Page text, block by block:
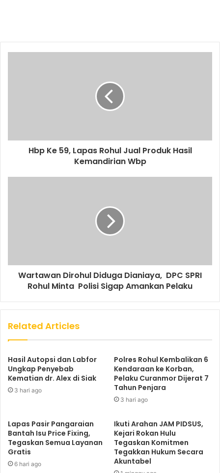
Hbp Ke 59, Lapas Rohul Jual Produk Hasil
Kemandirian Wbp
Wartawan Dirohul Diduga Dianiaya, DPC SPRI
Rohul Minta Polisi Sigap Amankan Pelaku
Related Articles
Hasil Autopsi dan Labfor
Ungkap Penyebab
Kematian dr. Alex di Siak
3 hari ago
Polres Rohul Kembalikan 6
Kendaraan ke Korban,
Pelaku Curanmor Dijerat 7
Tahun Penjara
3 hari ago
Lapas Pasir Pangaraian
Bantah Isu Price Fixing,
Tegaskan Semua Layanan
Gratis
6 hari ago
Ikuti Arahan JAM PIDSUS,
Kejari Rokan Hulu
Tegaskan Komitmen
Tegakkan Hukum Secara
Akuntabel